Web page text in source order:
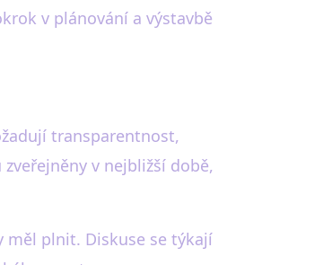
v plánování a výstavbě
transparentnost,
v nejbližší době,
měl plnit. Diskuse se týkají